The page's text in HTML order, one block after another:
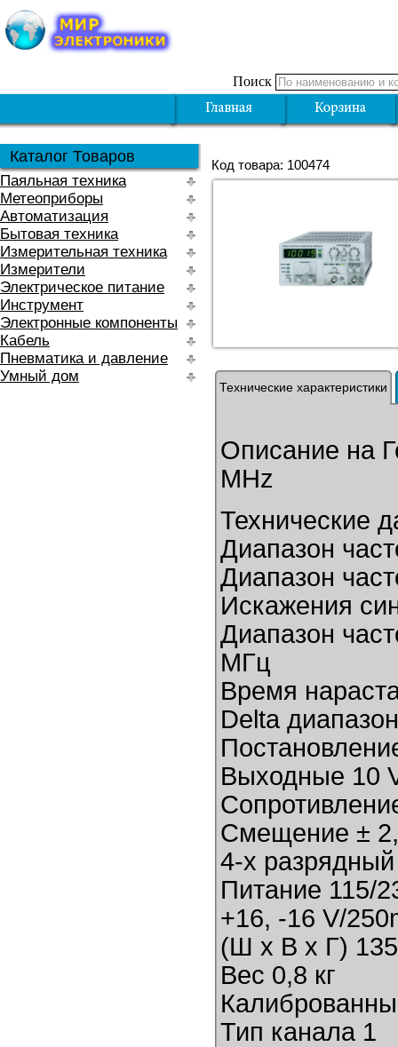
Поиск
Каталог Товаров
Паяльная техника
Метеоприборы
Автоматизация
Бытовая техника
Измерительная техника
Измерители
Электрическое питание
Инструмент
Электронные компоненты
Кабель
Пневматика и давление
Умный дом
Код товара: 100474
Технические характеристики
Описание на
MHz
Технические
Диапазон
Диапазон
Искажения
Диапазон
МГц
Время
Delta
Выходные 10
Смещение ±
4-х
Питание 115/
+16, -16 V/
(Ш х В х Г)
Вес 0,8 кг
Тип канала 1